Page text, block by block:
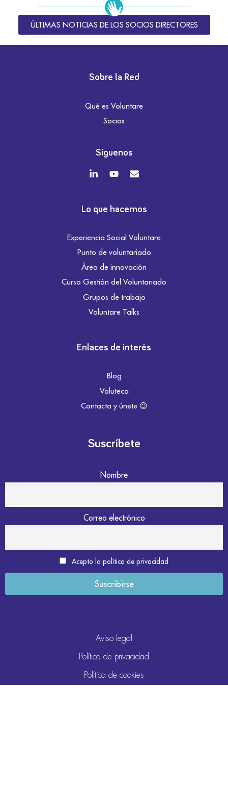
ÚLTIMAS NOTICIAS DE LOS SOCIOS DIRECTORES
Sobre la Red
Qué es Voluntare
Socios
Síguenos
Lo que hacemos
Experiencia Social Voluntare
Punto de voluntariado
Área de innovación
Curso Gestión del Voluntariado
Grupos de trabajo
Voluntare Talks
Enlaces de interés
Blog
Voluteca
Contacta y únete 😉
Suscríbete
Nombre
Correo electrónico
Acepto la política de privacidad
Aviso legal
Política de privacidad
Política de cookies